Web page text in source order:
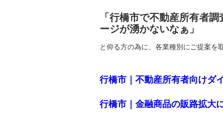
「行橋市で不動産所有者
ージが湧かないなぁ」
と仰る方の為に、各業種別にご提案を
行橋市｜不動産所有者向けダ
行橋市｜金融商品の販路拡大